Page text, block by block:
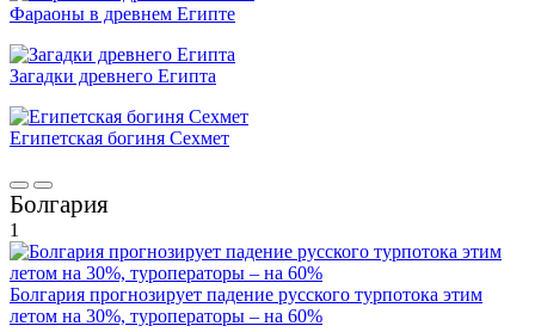
Фараоны в древнем Египте
Загадки древнего Египта
Египетская богиня Сехмет
Болгария
1
Болгария прогнозирует падение русского турпотока этим
летом на 30%, туроператоры – на 60%